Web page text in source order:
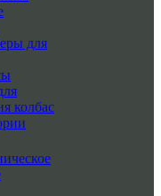
для
колбас